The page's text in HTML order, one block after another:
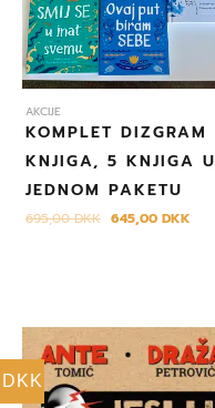
AKCIJE
KOMPLET DIZGRAM
KNJIGA, 5 KNJIGA U
JEDNOM PAKETU
695,00DKK 645,00 DKK
DKK